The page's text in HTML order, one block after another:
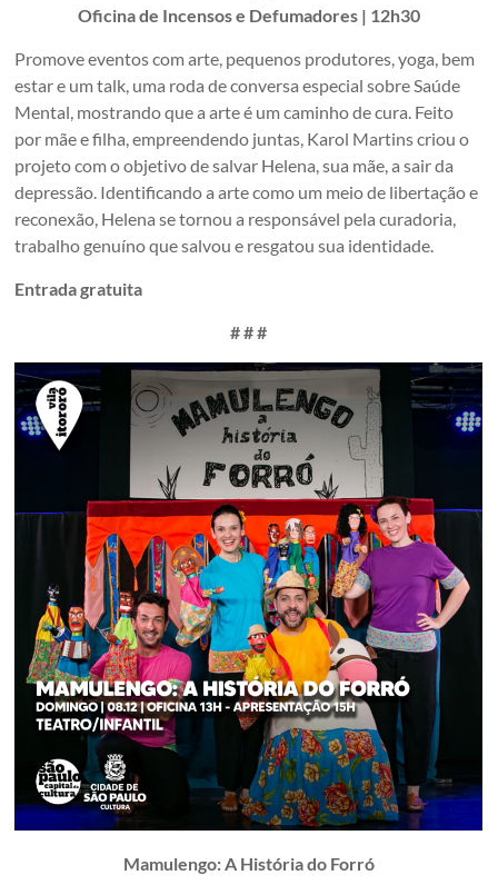
Oficina de Incensos e Defumadores | 12h30
Promove eventos com arte, pequenos produtores, yoga, bem
estar e um talk, uma roda de conversa especial sobre Saúde
Mental, mostrando que a arte é um caminho de cura. Feito
por mãe e filha, empreendendo juntas, Karol Martins criou o
projeto com o objetivo de salvar Helena, sua mãe, a sair da
depressão. Identificando a arte como um meio de libertação e
reconexão, Helena se tornou a responsável pela curadoria,
trabalho genuíno que salvou e resgatou sua identidade.
Entrada gratuita
# # #
Mamulengo: A História do Forró